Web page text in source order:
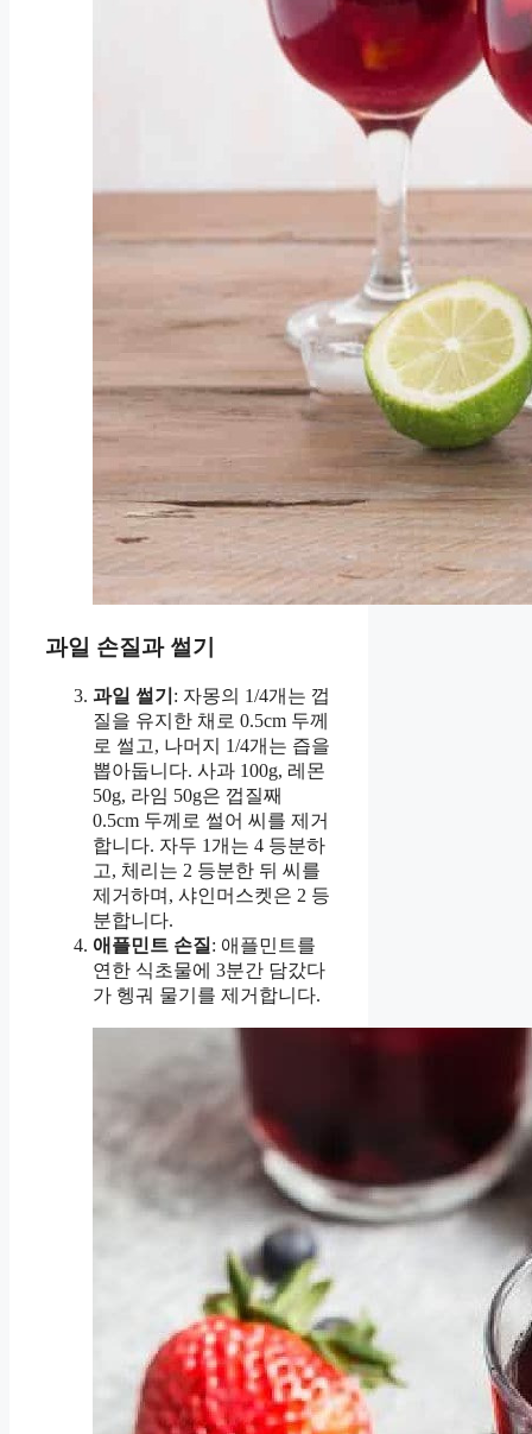
과일 손질과 썰기
과일 썰기 : 자몽의 1/4개는 껍
질을 유지한 채로 0.5cm 두께
로 썰고, 나머지 1/4개는 즙을
뽑아둡니다. 사과 100g, 레몬
50g, 라임 50g은 껍질째
0.5cm 두께로 썰어 씨를 제거
합니다. 자두 1개는 4 등분하
고, 체리는 2 등분한 뒤 씨를
제거하며, 샤인머스켓은 2 등
분합니다.
애플민트 손질 : 애플민트를
연한 식초물에 3분간 담갔다
가 헹궈 물기를 제거합니다.